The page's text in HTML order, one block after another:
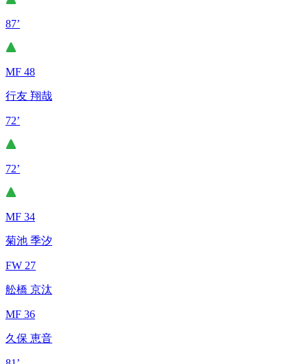
87’
MF 48
行友 翔哉
72’
72’
MF 34
菊池 季汐
FW 27
舩橋 京汰
MF 36
久保 恵音